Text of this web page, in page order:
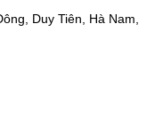
Duy Tiên, Hà Nam,